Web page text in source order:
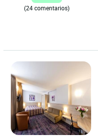
(24 comentarios)